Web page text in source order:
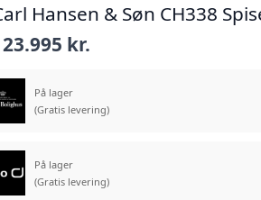
Hansen & Søn CH338
23.995 kr.
På lager
(Gratis levering)
På lager
(Gratis levering)